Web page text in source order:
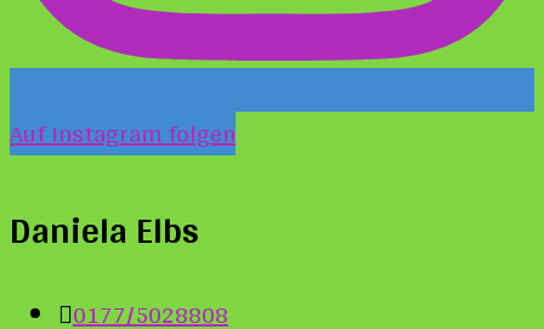
Auf Instagram folgen
Daniela Elbs
0177/5028808